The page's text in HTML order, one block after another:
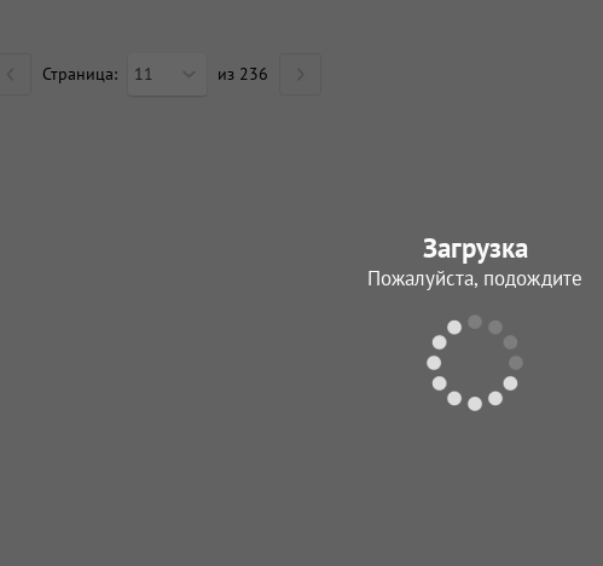
Страница: 11 из 236
Загрузка
Пожалуйста, подождите